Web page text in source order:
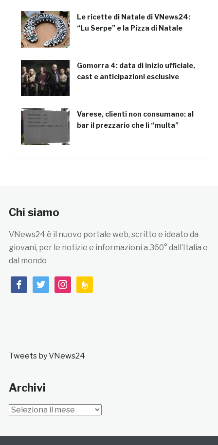
Le ricette di Natale di VNews24:
“Lu Serpe” e la Pizza di Natale
Gomorra 4: data di inizio ufficiale,
cast e anticipazioni esclusive
Varese, clienti non consumano: al
bar il prezzario che li “multa”
Chi siamo
VNews24 è il nuovo portale web, scritto e ideato da
giovani, per le notizie e informazioni a 360° dall’Italia e
dal mondo
facebooktwitterinstagramfeedburner
Tweets by VNews24
Archivi
Archivi